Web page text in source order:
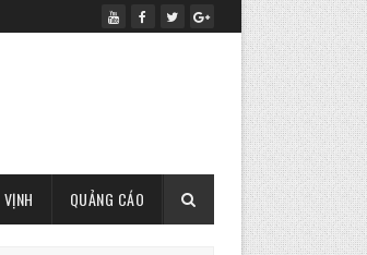
QUẢNG CÁO